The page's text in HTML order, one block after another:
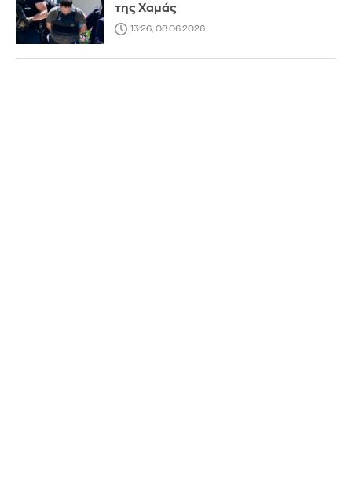
της Χαμάς
13:26, 08.06.2026